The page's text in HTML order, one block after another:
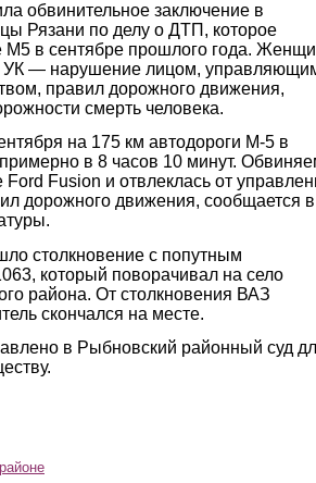
обвинительное заключение в
Рязани по делу о ДТП, которое
М5 в сентябре прошлого года.
УК — нарушение лицом,
правил дорожного движения,
смерть человека.
на 175 км автодороги М-5 в
в 8 часов 10 минут.
Fusion и отвлеклась от
дорожного движения, сообщается в
столкновение с попутным
который поворачивал на село
района. От столкновения ВАЗ
скончался на месте.
в Рыбновский районный суд